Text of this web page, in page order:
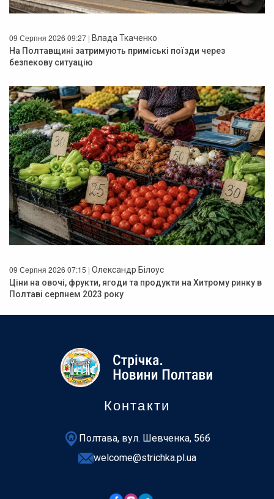
09 Серпня 2026 09:27 | Влада Ткаченко
На Полтавщині затримують приміські поїзди через
безпекову ситуацію
09 Серпня 2026 07:15 | Олександр Білоус
Ціни на овочі, фрукти, ягоди та продукти на Хитрому ринку в
Полтаві серпнем 2023 року
Контакти
Полтава, вул. Шевченка, 56б
welcome@strichka.pl.ua